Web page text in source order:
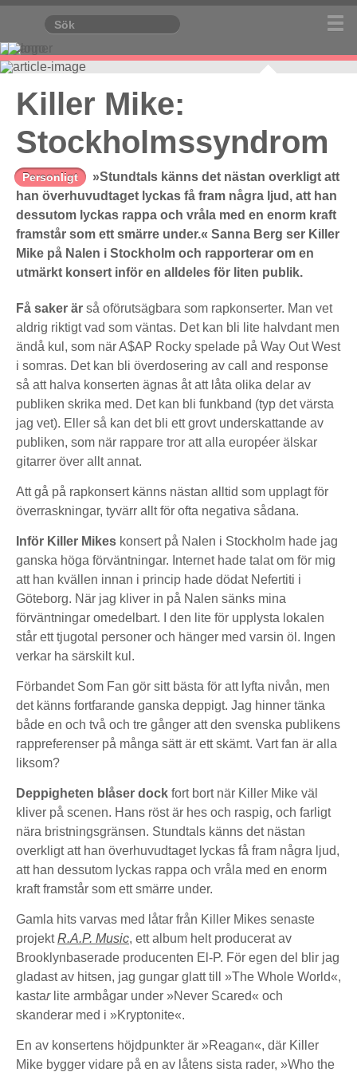
Killer Mike:
Stockholmssyndrom
Personligt
»Stundtals känns det nästan overkligt att
han överhuvudtaget lyckas få fram några ljud, att han
dessutom lyckas rappa och vråla med en enorm kraft
framstår som ett smärre under.« Sanna Berg ser Killer
Mike på Nalen i Stockholm och rapporterar om en
utmärkt konsert inför en alldeles för liten publik.
Få saker är så oförutsägbara som rapkonserter. Man vet
aldrig riktigt vad som väntas. Det kan bli lite halvdant men
ändå kul, som när A$AP Rocky spelade på Way Out West
i somras. Det kan bli överdosering av call and response
så att halva konserten ägnas åt att låta olika delar av
publiken skrika med. Det kan bli funkband (typ det värsta
jag vet). Eller så kan det bli ett grovt underskattande av
publiken, som när rappare tror att alla européer älskar
gitarrer över allt annat.
Att gå på rapkonsert känns nästan alltid som upplagt för
överraskningar, tyvärr allt för ofta negativa sådana.
Inför Killer Mikes konsert på Nalen i Stockholm hade jag
ganska höga förväntningar. Internet hade talat om för mig
att han kvällen innan i princip hade dödat Nefertiti i
Göteborg. När jag kliver in på Nalen sänks mina
förväntningar omedelbart. I den lite för upplysta lokalen
står ett tjugotal personer och hänger med varsin öl. Ingen
verkar ha särskilt kul.
Förbandet Som Fan gör sitt bästa för att lyfta nivån, men
det känns fortfarande ganska deppigt. Jag hinner tänka
både en och två och tre gånger att den svenska publikens
rappreferenser på många sätt är ett skämt. Vart fan är alla
liksom?
Deppigheten blåser dock fort bort när Killer Mike väl
kliver på scenen. Hans röst är hes och raspig, och farligt
nära bristningsgränsen. Stundtals känns det nästan
overkligt att han överhuvudtaget lyckas få fram några ljud,
att han dessutom lyckas rappa och vråla med en enorm
kraft framstår som ett smärre under.
Gamla hits varvas med låtar från Killer Mikes senaste
projektR.A.P. Music, ett album helt producerat av
Brooklynbaserade producenten El-P. För egen del blir jag
gladast av hitsen, jag gungar glatt till »The Whole World«,
kastarlite armbågar under »Never Scared« och
skanderar med i »Kryptonite«.
En av konsertens höjdpunkter är »Reagan«, där Killer
Mike bygger vidare på en av låtens sista rader, »Who the